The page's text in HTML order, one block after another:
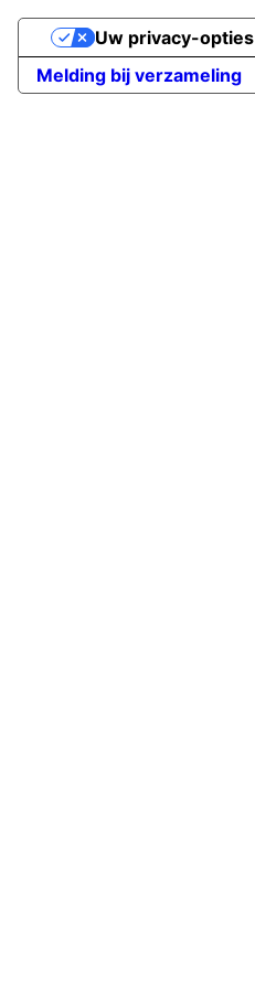
Melding bij verzameling
Uw privacy-opties